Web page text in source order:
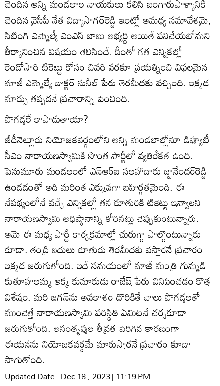
చెందిన వైసీపీ నేత విద్యాసాగర్‌రెడ్డి ఇంట్లో ఆమధ్య సమావేశమై,
సిటింగ్‌ ఎమ్మెల్యే ఎంఎస్‌ బాబు అభ్యర్థి అయితే పనిచేయబోమని
తీర్మానించిన విషయం తెలిసిందే. దీంతో గత ఎన్నికల్లో
రెండోసారి టికెట్టు కోసం చివరి వరకూ ప్రయత్నించి విఫలమైన
మాజీ ఎమ్మెల్యే డాక్టర్‌ సునీల్‌ పేరు తెరమీదకు వచ్చింది. ఇక్కడ
మార్పు తప్పదనే ప్రచారాన్ని పెంచింది.
పొగడ్తలే కాపాడుతాయా?
జీడీనెల్లూరు నియోజకవర్గంలోని అన్ని మండలాల్లోనూ డిప్యూటీ
సీఎం నారాయణస్వామికి సొంత పార్టీలో వ్యతిరేకత ఉంది.
పెనుమూరు మండలంలో ఎన్‌ఆర్‌ఐ సలహాదారు జ్ఞానేందర్‌రెడ్డి
ఉండడంతో అది మరింత ఎక్కువగా బహిర్గతమైంది. ఈ
నేపథ్యంలోనే వచ్చే ఎన్నికల్లో తన కూతురికి టికెట్టు ఇవ్వాలని
నారాయణస్వామి అధిష్ఠానాన్ని కోరినట్లు చెప్పుకుంటున్నారు.
ఆమె ఈ మధ్య పార్టీ కార్యక్రమాల్లో చురుగ్గా పాల్గొంటున్నారు
కూడా. తండ్రి బదులు కూతురు తెరమీదకు వస్తారనే ప్రచారం
ఇక్కడ జరుగుతోంది. ఇదే సమయంలో మాజీ మంత్రి గుమ్మడి
కుతూహలమ్మ అక్క కుమారుడు రాజేష్‌ పేరు వినిపించడం కొత్త
విశేషం. మరి జగన్‌ను అవకాశం దొరికితే చాలు పొగడ్తలతో
ముంచెత్తే నారాయణస్వామి పరిస్థితి ఏమిటనే చర్చకూడా
జరుగుతోంది. అసంతృప్తుల తీవ్రత పెరిగిన కారణంగా
ఈయనను నియోజకవర్గమే మారుస్తారనే ప్రచారం కూడా
సాగుతోంది.
Updated Date - Dec 18 , 2023 | 11:19 PM